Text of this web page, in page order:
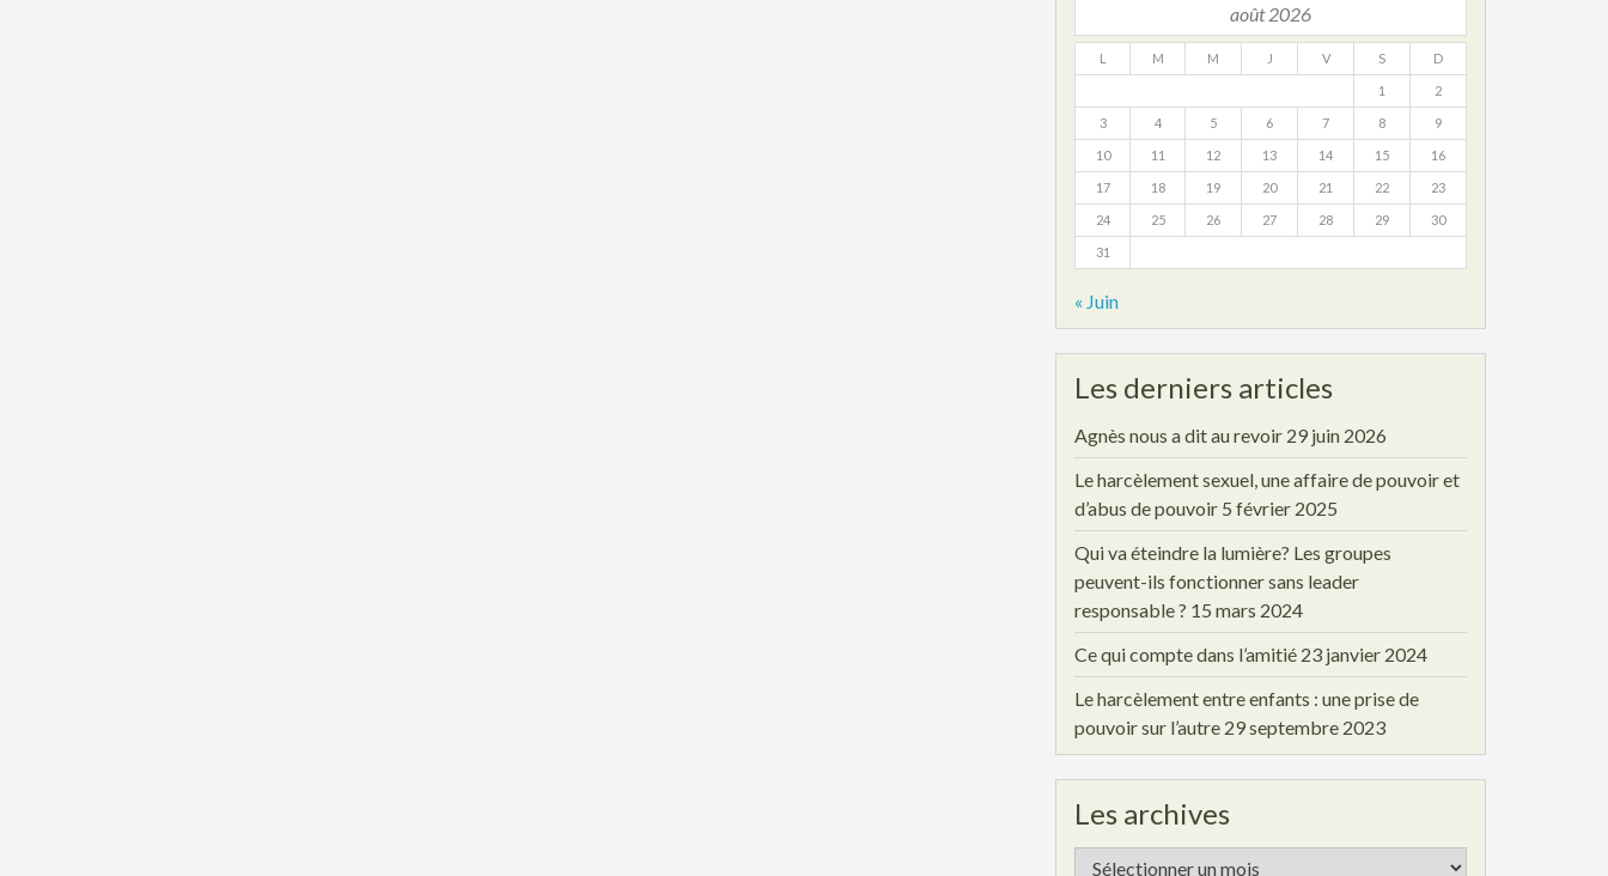
août 2026
L M M J V S D
1 2
3 4 5 6 7 8 9
10 11 12 13 14 15 16
17 18 19 20 21 22 23
24 25 26 27 28 29 30
31
« Juin
Les derniers articles
Agnès nous a dit au revoir 29 juin 2026
Le harcèlement sexuel, une affaire de pouvoir et
d’abus de pouvoir 5 février 2025
Qui va éteindre la lumière? Les groupes
peuvent-ils fonctionner sans leader
responsable ? 15 mars 2024
Ce qui compte dans l’amitié 23 janvier 2024
Le harcèlement entre enfants : une prise de
pouvoir sur l’autre 29 septembre 2023
Les archives
Les